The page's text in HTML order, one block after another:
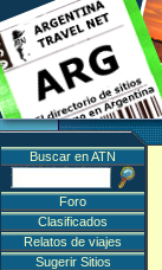
Buscar en ATN
Foro
Clasificados
Relatos de viajes
Sugerir Sitios